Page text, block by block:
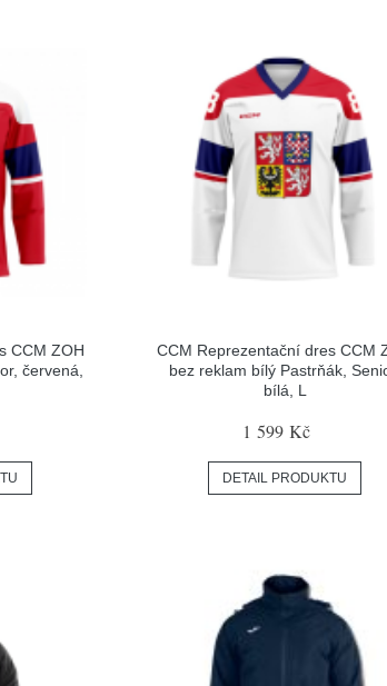
CCM ZOH
červená,
CCM Reprezentační dres CCM
bez reklam bílý Pastrňák,
bílá, L
1 599 Kč
DETAIL PRODUKTU